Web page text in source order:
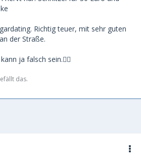
Richtig teuer, mit sehr guten
der Straße.
ja falsch sein.🤷‍♂️
das.